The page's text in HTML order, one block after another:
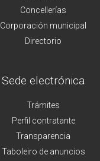
Concellerías
Corporación municipal
Directorio
Sede electrónica
Trámites
Perfil contratante
Transparencia
Taboleiro de anuncios